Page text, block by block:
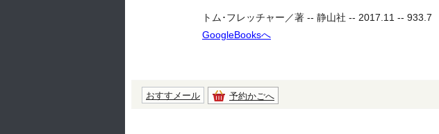
トム･フレッチャー／著 -- 静山社 -- 2017.11 -- 933.7
GoogleBooksへ
おすすメール 予約かごへ